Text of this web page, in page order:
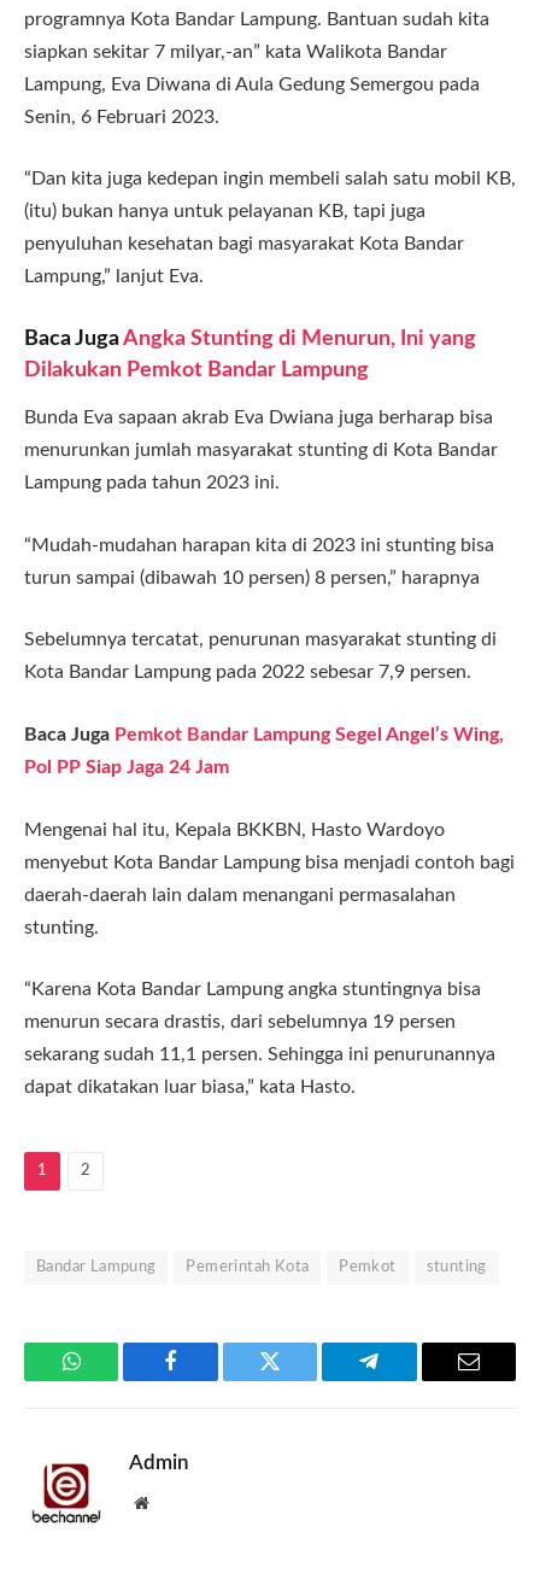
programnya Kota Bandar Lampung. Bantuan sudah kita
siapkan sekitar 7 milyar,-an” kata Walikota Bandar
Lampung, Eva Diwana di Aula Gedung Semergou pada
Senin, 6 Februari 2023.
“Dan kita juga kedepan ingin membeli salah satu mobil KB,
(itu) bukan hanya untuk pelayanan KB, tapi juga
penyuluhan kesehatan bagi masyarakat Kota Bandar
Lampung,” lanjut Eva.
Baca JugaAngka Stunting di Menurun, Ini yang
Dilakukan Pemkot Bandar Lampung
Bunda Eva sapaan akrab Eva Dwiana juga berharap bisa
menurunkan jumlah masyarakat stunting di Kota Bandar
Lampung pada tahun 2023 ini.
“Mudah-mudahan harapan kita di 2023 ini stunting bisa
turun sampai (dibawah 10 persen) 8 persen,” harapnya
Sebelumnya tercatat, penurunan masyarakat stunting di
Kota Bandar Lampung pada 2022 sebesar 7,9 persen.
Baca Juga Pemkot Bandar Lampung Segel Angel’s Wing,
Pol PP Siap Jaga 24 Jam
Mengenai hal itu, Kepala BKKBN, Hasto Wardoyo
menyebut Kota Bandar Lampung bisa menjadi contoh bagi
daerah-daerah lain dalam menangani permasalahan
stunting.
“Karena Kota Bandar Lampung angka stuntingnya bisa
menurun secara drastis, dari sebelumnya 19 persen
sekarang sudah 11,1 persen. Sehingga ini penurunannya
dapat dikatakan luar biasa,” kata Hasto.
1 2
Bandar Lampung Pemerintah Kota Pemkot stunting
WhatsApp Facebook Twitter Telegram Email
Admin
Website